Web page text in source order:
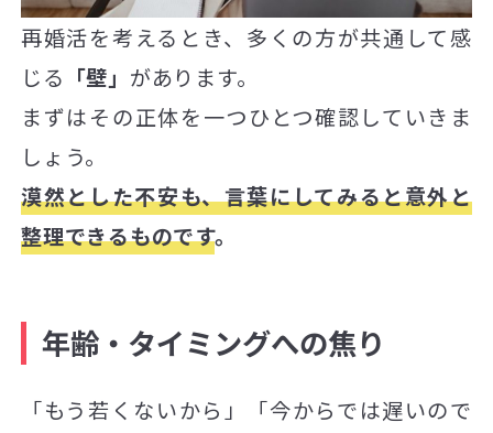
再婚活を考えるとき、多くの方が共通して感
じる 「壁」 があります。
まずはその正体を一つひとつ確認していきま
しょう。
漠然とした不安も、言葉にしてみると意外と
整理できるものです。
年齢・タイミングへの焦り
「もう若くないから」「今からでは遅いので